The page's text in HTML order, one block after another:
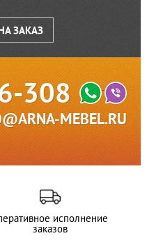
ЗАКАЗ
308
MEBEL.RU
исполнение
заказов